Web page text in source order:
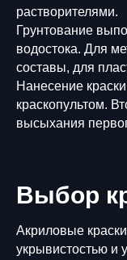
растворителями.
Грунтование
водостока. Для
составы, для
Нанесение
краскопультом.
высыхания
Выбор
Акриловые
укрывистостью и